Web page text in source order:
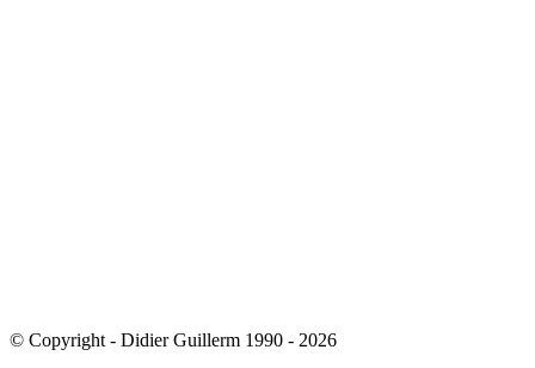
© Copyright - Didier Guillerm 1990 - 2026